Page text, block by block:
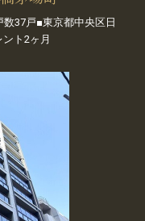
37戸■東京都中央区日
ト2ヶ月